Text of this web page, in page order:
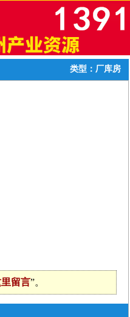
类型：厂库房
里留言”。